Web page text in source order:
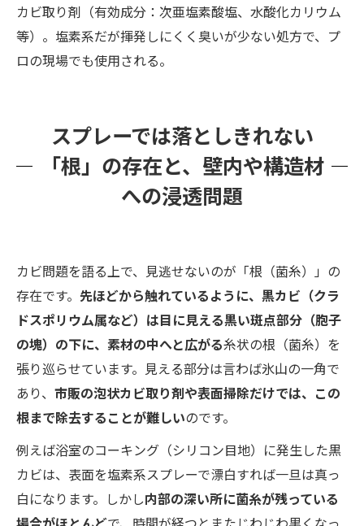
カビ取り剤（有効成分：次亜塩素酸塩、水酸化カリウム
等）。塩素系だが揮発しにくく臭いが少ない処方で、プ
ロの現場でも使用される。
スプレーでは落としきれない
「根」の存在と、壁内や構造材
への浸透問題
カビ問題を語る上で、見逃せないのが「根（菌糸）」の
存在です。 先ほどから触れているように、黒カビ（クラ
ドスポリウム属など）は目に見える黒い斑点部分（胞子
の塊）の下に、素材の中へと広がる糸状の根（菌糸）を
張り巡らせています。見える部分は言わば氷山の一角で
あり、 市販の泡状カビ取り剤や表面掃除だけでは、この
根まで除去することが難しいのです。
例えば浴室のコーキング（シリコン目地）に発生した黒
カビは、表面を塩素系スプレーで漂白すれば一旦は真っ
白になります。しかし内部の深い所に菌糸が残っている